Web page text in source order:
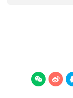
 